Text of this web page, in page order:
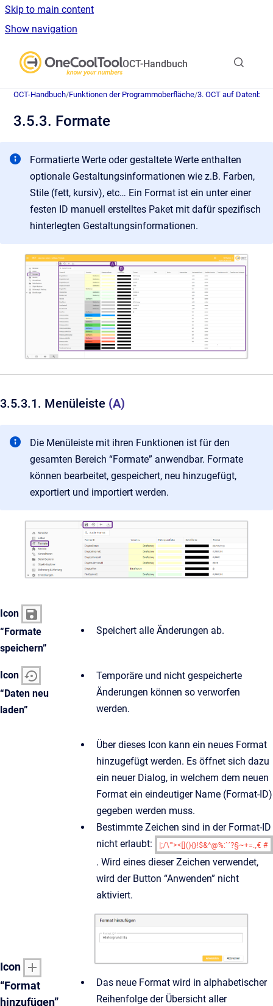
Skip to main content
Show navigation
OCT-Handbuch
OCT-Handbuch/Funktionen der Programmoberfläche/3. OCT auf
3.5.3. Formate
Formatierte Werte oder gestaltete Werte enthalten
optionale Gestaltungsinformationen wie z.B. Farben,
Stile (fett, kursiv), etc… Ein Format ist ein unter einer
festen ID manuell erstelltes Paket mit dafür spezifisch
hinterlegten Gestaltungsinformationen.
3.5.3.1. Menüleiste (A)
Die Menüleiste mit ihren Funktionen ist für den
gesamten Bereich “Formate” anwendbar. Formate
können bearbeitet, gespeichert, neu hinzugefügt,
exportiert und importiert werden.
Icon
“Formate
speichern”
Speichert alle Änderungen ab.
Icon
“Daten neu
laden”
Temporäre und nicht gespeicherte
Änderungen können so verworfen
werden.
Icon
“Format
hinzufügen”
Über dieses Icon kann ein neues Format
hinzugefügt werden. Es öffnet sich dazu
ein neuer Dialog, in welchem dem neuen
Format ein eindeutiger Name (Format-ID)
gegeben werden muss.
Bestimmte Zeichen sind in der Format-ID
nicht erlaubt:
. Wird eines dieser Zeichen verwendet,
wird der Button “Anwenden” nicht
aktiviert.
Das neue Format wird in alphabetischer
Reihenfolge der Übersicht aller